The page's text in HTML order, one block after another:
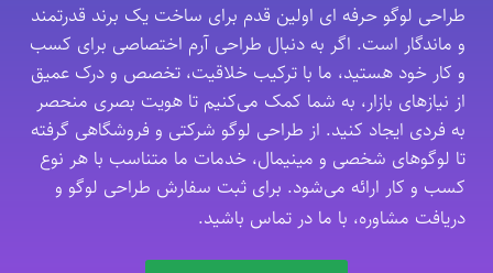
طراحی لوگو حرفه ای اولین قدم برای ساخت یک برند قدرتمند
و ماندگار است. اگر به دنبال طراحی آرم اختصاصی برای کسب
و کار خود هستید، ما با ترکیب خلاقیت، تخصص و درک عمیق
از نیازهای بازار، به شما کمک می‌کنیم تا هویت بصری منحصر
به فردی ایجاد کنید. از طراحی لوگو شرکتی و فروشگاهی گرفته
تا لوگوهای شخصی و مینیمال، خدمات ما متناسب با هر نوع
کسب و کار ارائه می‌شود. برای ثبت سفارش طراحی لوگو و
دریافت مشاوره، با ما در تماس باشید.